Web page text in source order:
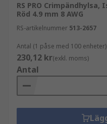
RS PRO Crimpändhylsa,
Röd 4.9 mm 8 AWG
RS-artikelnummer 513-2657
Antal (1 påse med 100 enheter)
230,12 kr(exkl. moms)
Antal